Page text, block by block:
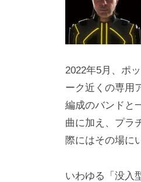
a
m
2022年5月、ポ
ーク近くの専用
編成のバンドと
曲に加え、プラ
際にはその場に
いわゆる「没入